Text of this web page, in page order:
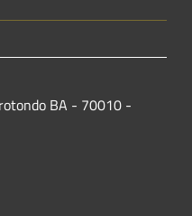
BA - 70010 -